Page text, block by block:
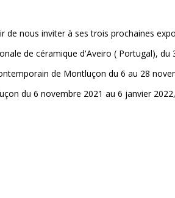
de nous inviter à ses trois prochaines
de céramique d'Aveiro ( Portugal),
de Montluçon du 6 au 28
du 6 novembre 2021 au 6 janvier